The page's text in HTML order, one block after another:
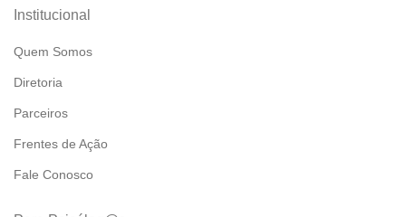
Institucional
Quem Somos
Diretoria
Parceiros
Frentes de Ação
Fale Conosco